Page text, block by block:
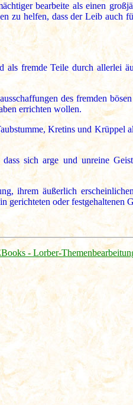
bearbeite als einen
zu helfen, dass der Leib auch
fremde Teile durch allerlei
des fremden
errichten wollen.
Kretins und Krüppel
sich arge und unreine
ihrem äußerlich
gerichteten oder festgehaltenen
- Lorber-